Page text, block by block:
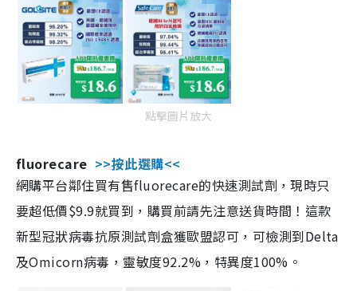
點擊圖片放大
fluorecare >>按此選購<<
網購平台鄰住買有售fluorecare的快速測試劑，現時只
要超低價$9.9就買到，購買前請先注意送貨時間！這款
新型冠狀病毒抗原測試劑盒獲歐盟認可，可檢測到Delta
及Omicorn病毒，靈敏度92.2%，特異度100%。